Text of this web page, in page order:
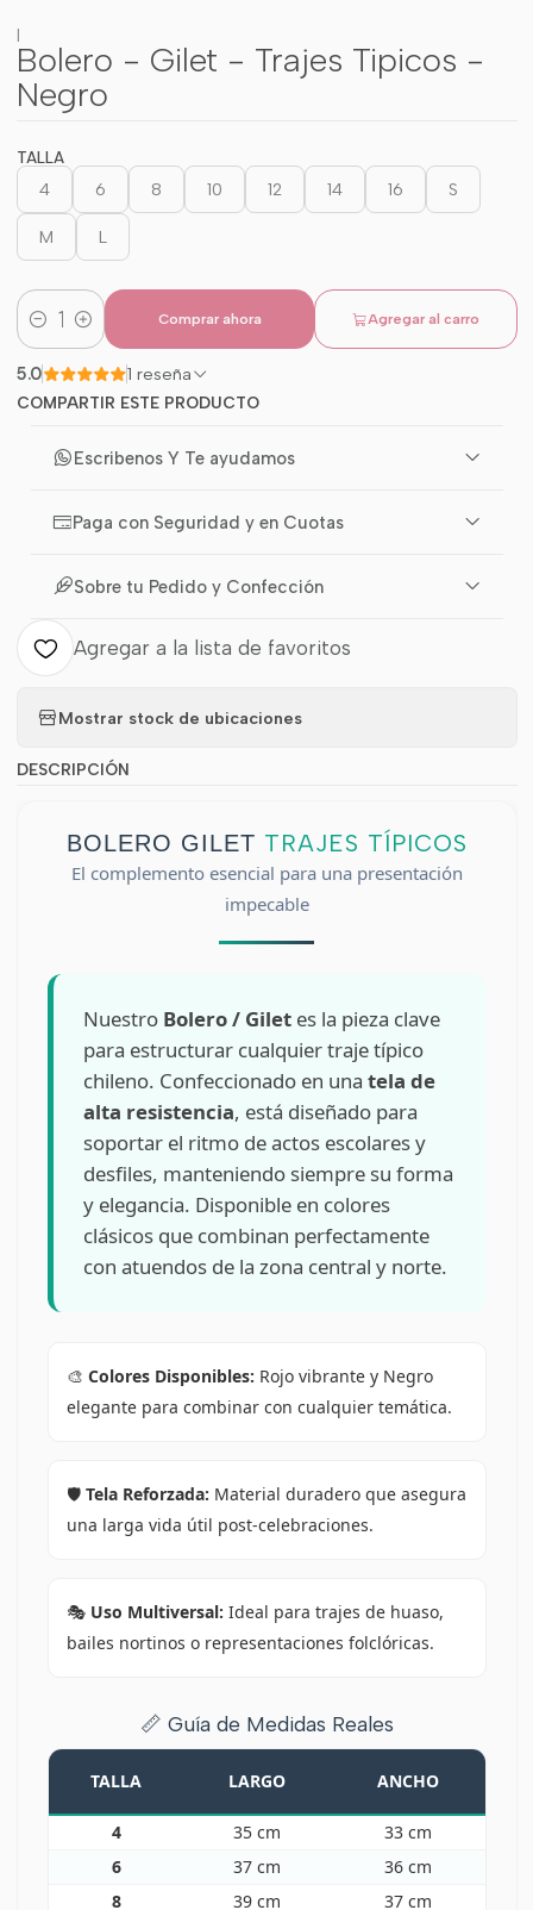
|
Bolero - Gilet - Trajes Tipicos -
Negro
TALLA
4 6 8 10 12 14 16 S
M L
Cantidad
Agregar al carro
Comprar ahora
5.0 1 reseña
COMPARTIR ESTE PRODUCTO
Escribenos Y Te ayudamos
Paga con Seguridad y en Cuotas
Sobre tu Pedido y Confección
Agregar a la lista de favoritos
Mostrar stock de ubicaciones
DESCRIPCIÓN
BOLERO GILET TRAJES TÍPICOS
El complemento esencial para una presentación
impecable
Nuestro Bolero / Giletes la pieza clave
para estructurar cualquier traje típico
chileno. Confeccionado en una tela de
alta resistencia, está diseñado para
soportar el ritmo de actos escolares y
desfiles, manteniendo siempre su forma
y elegancia. Disponible en colores
clásicos que combinan perfectamente
con atuendos de la zona central y norte.
🎨 Colores Disponibles: Rojo vibrante y Negro
elegante para combinar con cualquier temática.
🛡️ Tela Reforzada: Material duradero que asegura
una larga vida útil post-celebraciones.
🎭 Uso Multiversal: Ideal para trajes de huaso,
bailes nortinos o representaciones folclóricas.
📏 Guía de Medidas Reales
TALLA LARGO ANCHO
4 35 cm
33 cm
6
37 cm
36 cm
8
39 cm 37 cm